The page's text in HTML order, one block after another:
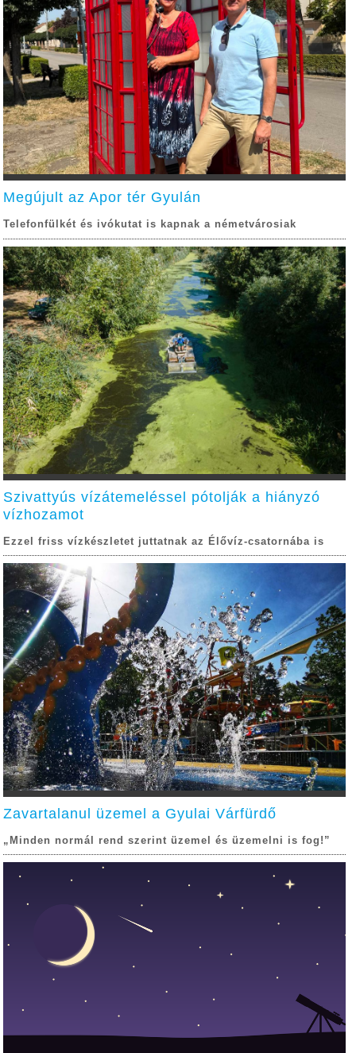
Megújult az Apor tér Gyulán
Telefonfülkét és ivókutat is kapnak a németvárosiak
Szivattyús vízátemeléssel pótolják a hiányzó
vízhozamot
Ezzel friss vízkészletet juttatnak az Élővíz-csatornába is
Zavartalanul üzemel a Gyulai Várfürdő
„Minden normál rend szerint üzemel és üzemelni is fog!”